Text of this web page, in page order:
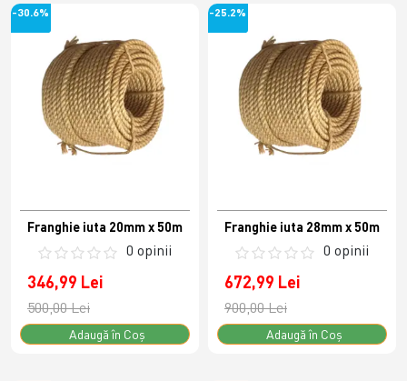
-30.6%
Franghie iuta 20mm x 50m
0 opinii
346,99 Lei
500,00 Lei
Adaugă în Coş
-25.2%
Franghie iuta 28mm x 50m
0 opinii
672,99 Lei
900,00 Lei
Adaugă în Coş